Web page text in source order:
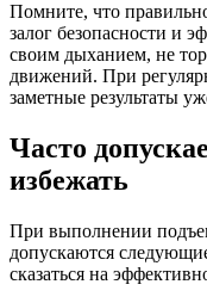
Помните, что
залог безопасности и
своим дыханием, не
движений. При
заметные результаты
Часто
избежать
При выполнении
допускаются
сказаться на